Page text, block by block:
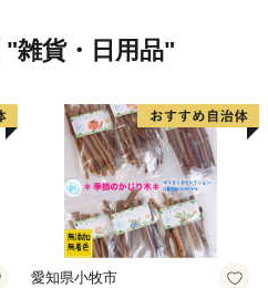
ったように花が咲くヒトツバ
は、ぜひ土岐市へお立ち寄り
"雑貨・日用品"
愛知県小牧市